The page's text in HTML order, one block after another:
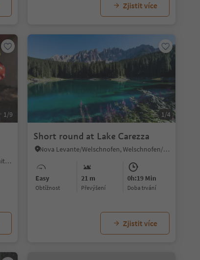
Zjistit více
1/9
Siusi/Seis, Kastelruth/Castelrotto, Dolomites Region Seiser Alm
1/4
Short round at Lake Carezza
Nova Levante/Welschnofen, Welschnofen/Nova Levante, Dolomites Region Eggental
Easy
Obtížnost
21 m
Převýšení
0h:19 Min
doba trvání
Zjistit více